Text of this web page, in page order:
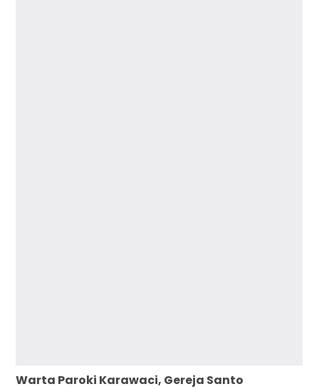
Warta Paroki Karawaci, Gereja Santo